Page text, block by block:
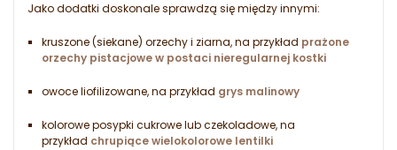
Jako dodatki doskonale sprawdzą się między innymi:
kruszone (siekane) orzechy i ziarna, na przykład prażone
orzechy pistacjowe w postaci nieregularnej kostki
owoce liofilizowane, na przykład grys malinowy
kolorowe posypki cukrowe lub czekoladowe, na
przykład chrupiące wielokolorowe lentilki